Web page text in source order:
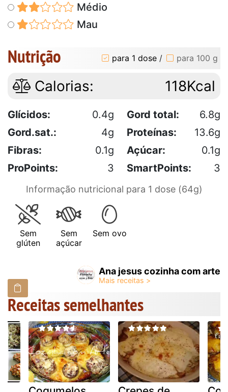
Médio
Mau
Nutrição para 1 dose / para 100 g
Calorias: 118Kcal
Glícidos: 0.4g Gord total:
6.8g
Gord.sat.:
4g Proteínas:
13.6g
Fibras:
0.1g Açúcar:
0.1g
ProPoints:
3 SmartPoints: 3
Informação nutricional para 1 dose (64g)
Sem
glúten
Sem
açúcar
Sem ovo
Ana jesus cozinha com arte
Receitas semelhantes